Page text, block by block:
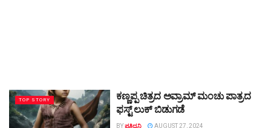
TOP STORY
ಕಣ್ಣಪ್ಪ ಚಿತ್ರದ ಅವ್ರಾಮ್‌ ಮಂಚು ಪಾತ್ರದ
ಫಸ್ಟ್‌ ಲುಕ್‌ ಬಿಡುಗಡೆ
BYಪ್ರತಿಧ್ವನಿ AUGUST 27, 2024